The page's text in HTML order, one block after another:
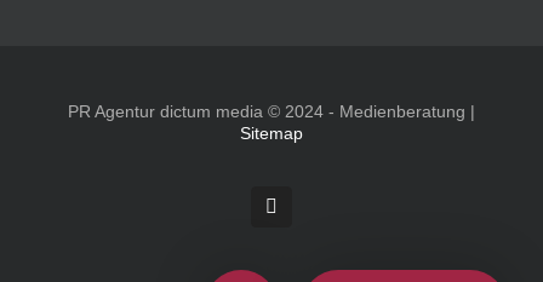
PR Agentur dictum media © 2024 - Medienberatung |
Sitemap
Rss